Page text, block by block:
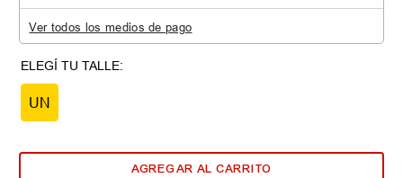
Ver todos los medios de pago
UN
AGREGAR AL CARRITO